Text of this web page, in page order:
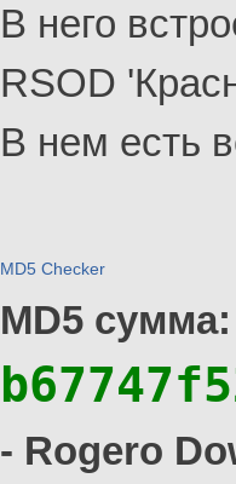
В него
RSOD
В нем есть
MD5 Checker
MD5 сумма:
- Rogero